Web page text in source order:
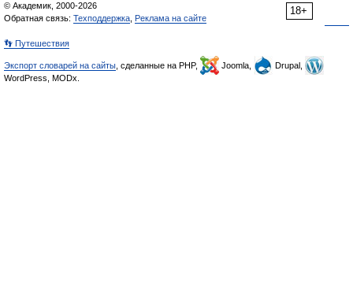
18+
© Академик, 2000-2026
Обратная связь: Техподдержка Реклама на сайте
👣 Путешествия
Экспорт словарей на сайты , сделанные на PHP, Joomla,
Drupal,
WordPress, MODx.